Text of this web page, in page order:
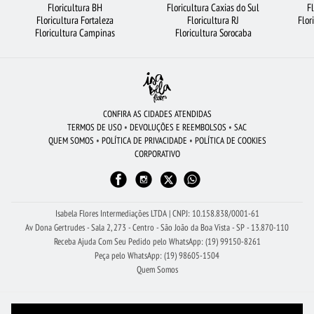
FLORICULTURA PORTO ALEGRE ROSAS VERMELHAS FLORES COLORIDAS
URSO DE PELÚCIA
FLORICULTURA BARUERI
BUQUÊ DE ROSAS VERMELHAS RAMALHETE DE FLORES
FLORICULTURA SÃO BERNARDO DO CAMPO
MAIS BUSCADOS FLORICULTURA RIBEIRÃO PRETO
FLORICULTURA FORTALEZA
Floricultura BH
Floricultura Fortaleza
Floricultura Campinas
Floricultura Caxias do Sul
Floricultura RJ
Floricultura Sorocaba
CONFIRA AS CIDADES ATENDIDAS
TERMOS DE USO • DEVOLUÇÕES E REEMBOLSOS • SAC
QUEM SOMOS • POLÍTICA DE PRIVACIDADE • POLÍTICA DE COOKIES
CORPORATIVO
Isabela Flores Intermediações LTDA | CNPJ: 10.158.838/0001-61
Av Dona Gertrudes - Sala 2, 273 - Centro - São João da Boa Vista - SP - 13.870-110
Receba Ajuda Com Seu Pedido pelo WhatsApp: (19) 99150-8261
Peça pelo WhatsApp: (19) 98605-1504
Quem Somos